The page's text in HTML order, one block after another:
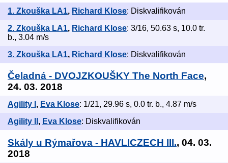
1. Zkouška LA1, Richard Klose: Diskvalifikován
2. Zkouška LA1, Richard Klose: 3/16, 50.63 s, 10.0 tr.
b., 3.04 m/s
3. Zkouška LA1, Richard Klose: Diskvalifikován
Čeladná - DVOJZKOUŠKY The North Face,
24. 03. 2018
Agility I , Eva Klose: 1/21, 29.96 s, 0.0 tr. b., 4.87 m/s
Agility II , Eva Klose: Diskvalifikován
Skály u Rýmařova - HAVLICZECH III., 04. 03.
2018